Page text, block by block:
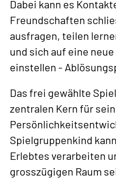
Dabei kann es
Freundschaften
ausfragen, teilen
und sich auf eine
einstellen -
Das frei gewählte
zentralen Kern für
Spielgruppenkind
Erlebtes verarbeiten
grosszügigen Raum